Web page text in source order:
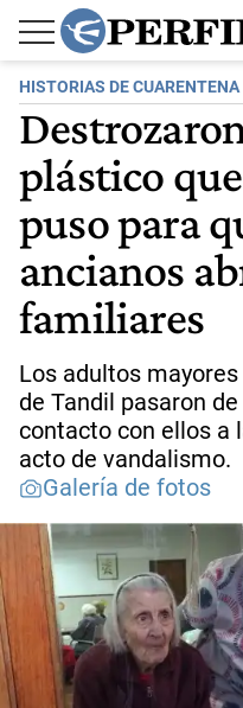
HISTORIAS DE CUARENTENA
plástico
puso para
ancianos
familiares
Los adultos
de Tandil pasaron
contacto con ellos a
acto de vandalismo.
Galería de fotos